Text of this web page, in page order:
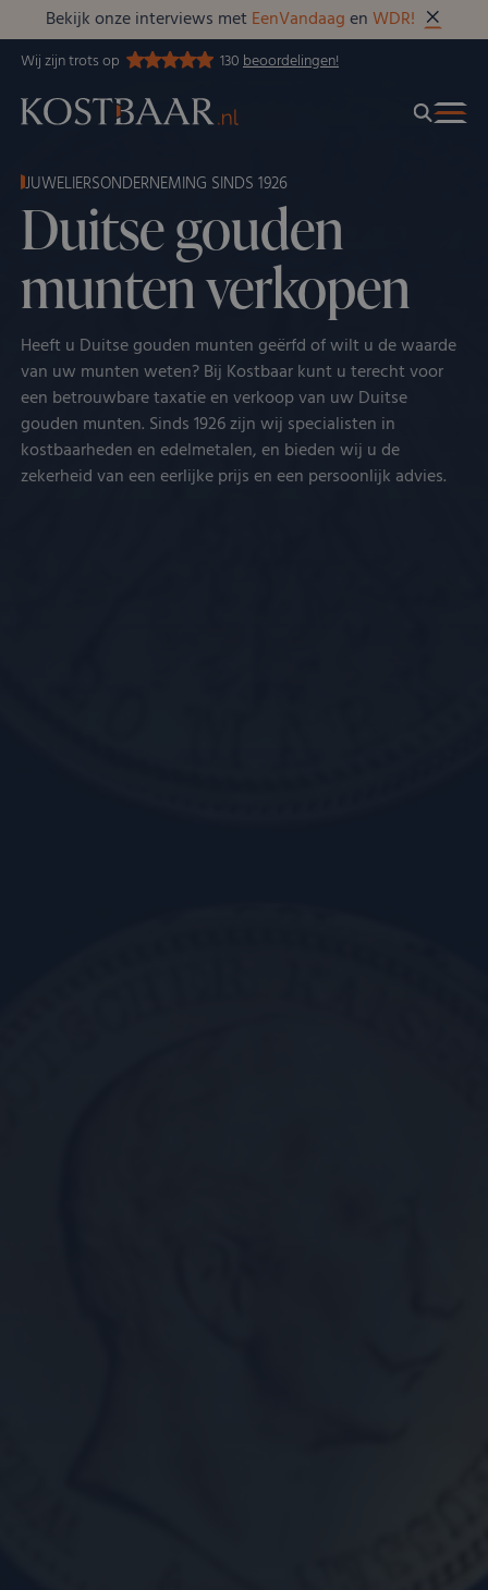
Bekijk onze interviews met EenVandaagenWDR!
Wij zijn trots op 130beoordelingen!
JUWELIERSONDERNEMING SINDS 1926
Duitse gouden
munten verkopen
Heeft u Duitse gouden munten geërfd of wilt u de waarde
van uw munten weten? Bij Kostbaar kunt u terecht voor
een betrouwbare taxatie en verkoop van uw Duitse
gouden munten. Sinds 1926 zijn wij specialisten in
kostbaarheden en edelmetalen, en bieden wij u de
zekerheid van een eerlijke prijs en een persoonlijk advies.